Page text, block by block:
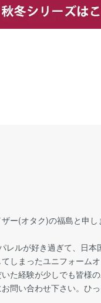
ー(オタク)の福島と申し
レルが好き過ぎて、日本
しまったユニフォーム
た経験が少しでも皆様
問い合わせ下さい。ひっ